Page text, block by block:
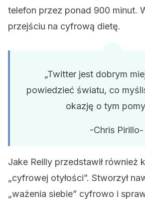
telefon przez ponad 900 minut.
przejściu na cyfrową dietę.
„Twitter jest dobrym
powiedzieć światu, co
okazję o tym
-Chris Pirillo-
Jake Reilly przedstawił również
„cyfrowej otyłości”. Stworzył
„ważenia siebie” cyfrowo i